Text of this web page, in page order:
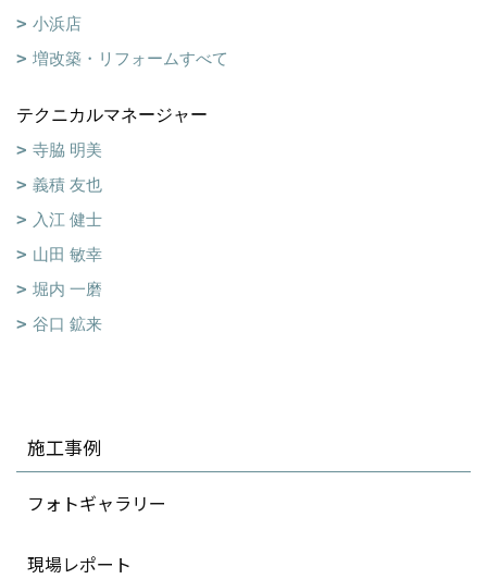
小浜店
増改築・リフォームすべて
テクニカルマネージャー
寺脇 明美
義積 友也
入江 健士
山田 敏幸
堀内 一磨
谷口 鉱来
施工事例
フォトギャラリー
現場レポート